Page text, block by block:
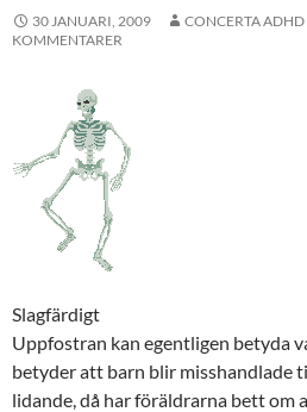
30 JANUARI, 2009 CONCERTA
KOMMENTARER
Slagfärdigt
Uppfostran kan egentligen betyda
betyder att barn blir misshandlade
lidande, då har föräldrarna bett om